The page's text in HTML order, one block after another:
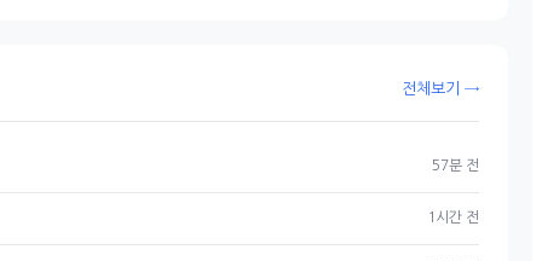
전체보기 →
57분 전
1시간 전